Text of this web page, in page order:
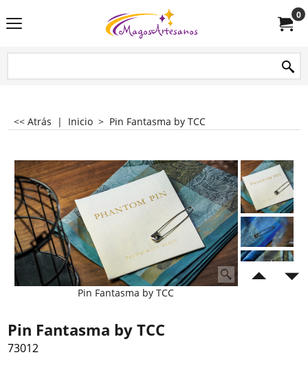
0
<< Atrás | Inicio > Pin Fantasma by TCC
Pin Fantasma by TCC
Pin Fantasma by TCC
73012